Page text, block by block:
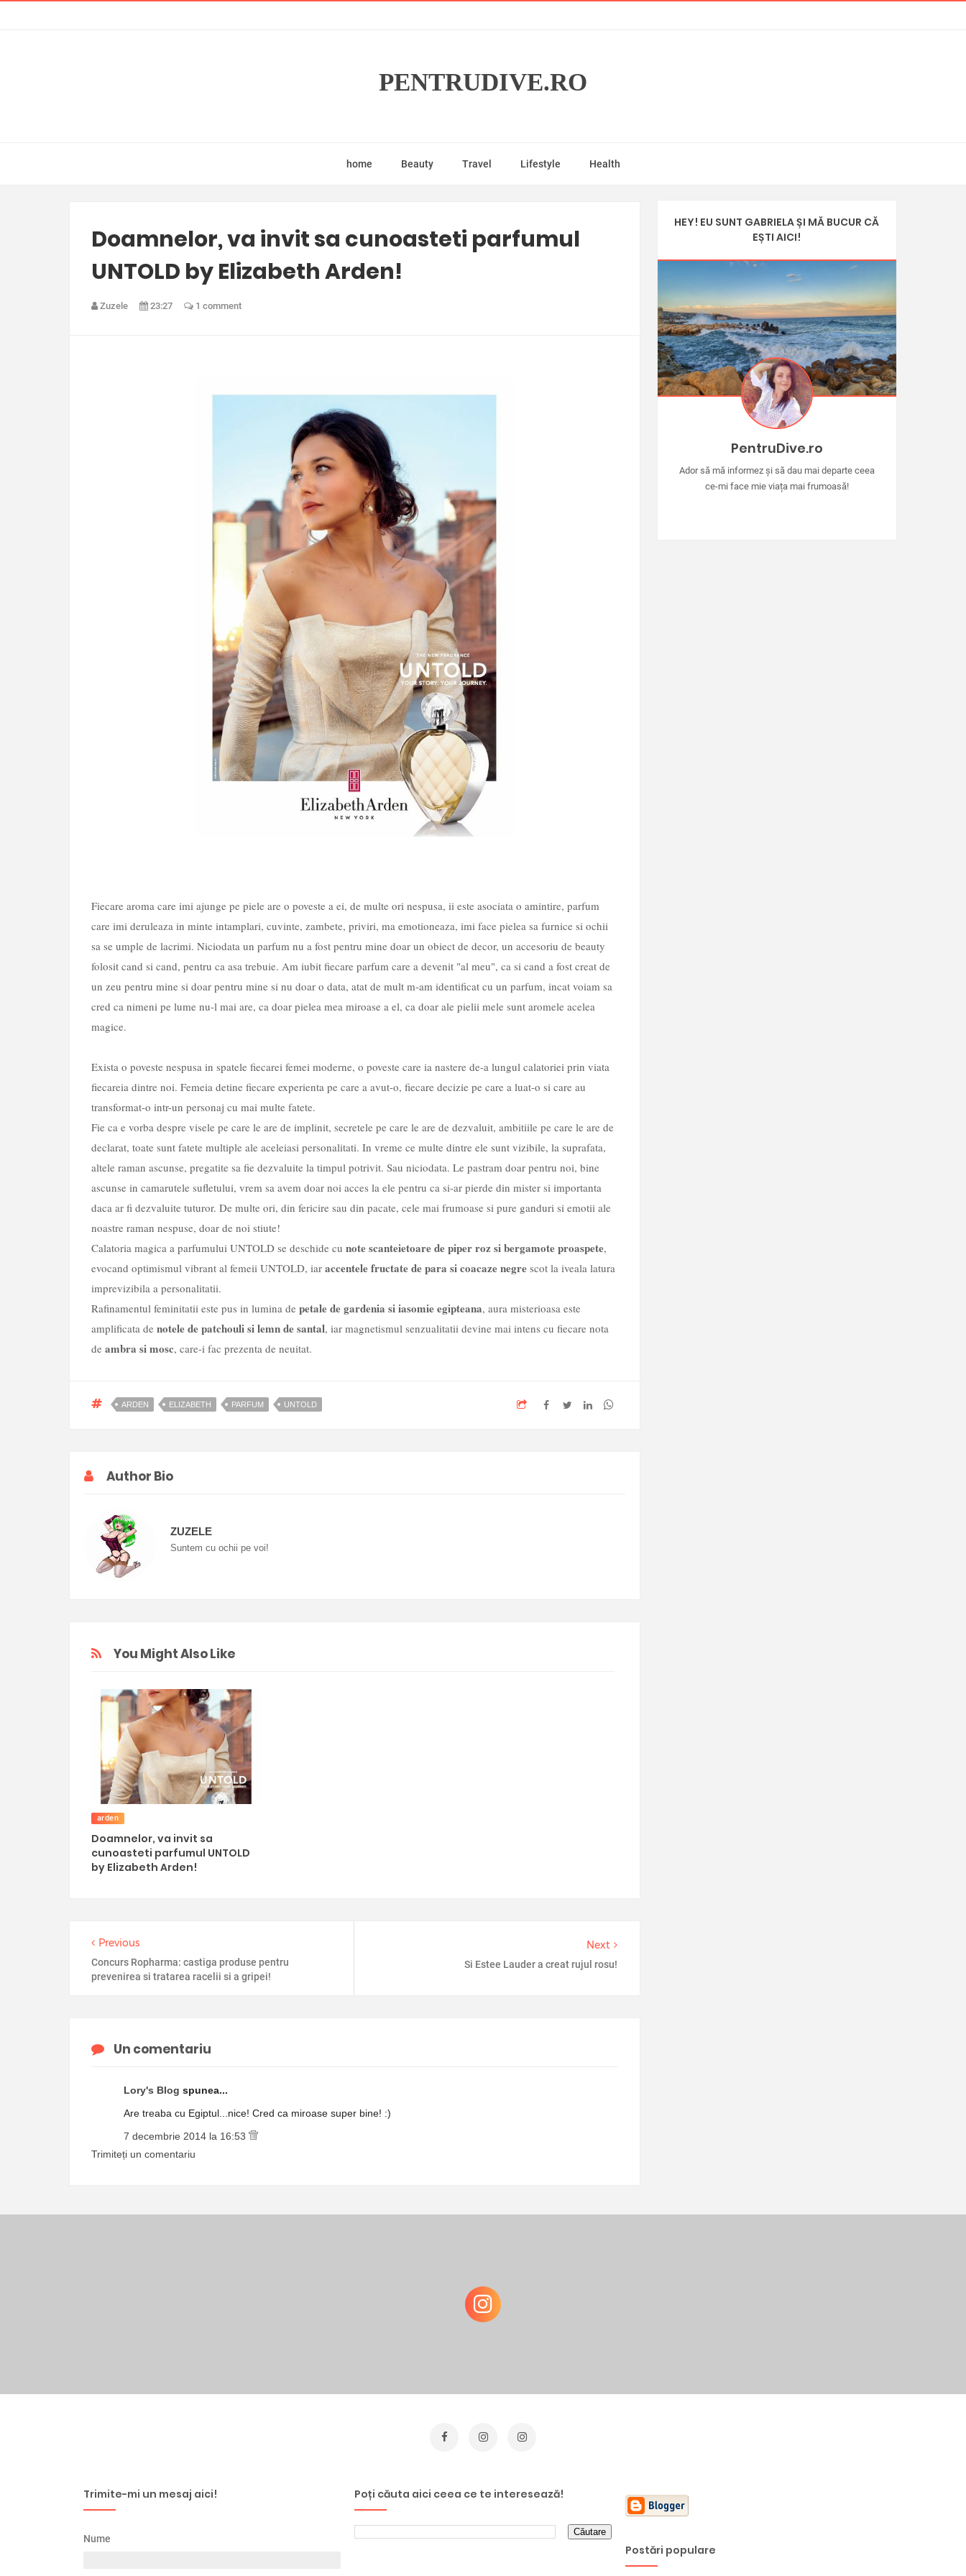
PENTRUDIVE.RO
home Beauty Travel Lifestyle Health
Doamnelor, va invit sa cunoasteti parfumul
UNTOLD by Elizabeth Arden!
Zuzele 23:27 1 comment
Fiecare aroma care imi ajunge pe piele are o poveste a ei, de multe ori nespusa, ii este asociata o amintire, parfum
care imi deruleaza in minte intamplari, cuvinte, zambete, priviri, ma emotioneaza, imi face pielea sa furnice si ochii
sa se umple de lacrimi. Niciodata un parfum nu a fost pentru mine doar un obiect de decor, un accesoriu de beauty
folosit cand si cand, pentru ca asa trebuie. Am iubit fiecare parfum care a devenit "al meu", ca si cand a fost creat de
un zeu pentru mine si doar pentru mine si nu doar o data, atat de mult m-am identificat cu un parfum, incat voiam sa
cred ca nimeni pe lume nu-l mai are, ca doar pielea mea miroase a el, ca doar ale pielii mele sunt aromele acelea
magice.
Exista o poveste nespusa in spatele fiecarei femei moderne, o poveste care ia nastere de-a lungul calatoriei prin viata
fiecareia dintre noi. Femeia detine fiecare experienta pe care a avut-o, fiecare decizie pe care a luat-o si care au
transformat-o intr-un personaj cu mai multe fatete.
Fie ca e vorba despre visele pe care le are de implinit, secretele pe care le are de dezvaluit, ambitiile pe care le are de
declarat, toate sunt fatete multiple ale aceleiasi personalitati. In vreme ce multe dintre ele sunt vizibile, la suprafata,
altele raman ascunse, pregatite sa fie dezvaluite la timpul potrivit. Sau niciodata. Le pastram doar pentru noi, bine
ascunse in camarutele sufletului, vrem sa avem doar noi acces la ele pentru ca si-ar pierde din mister si importanta
daca ar fi dezvaluite tuturor. De multe ori, din fericire sau din pacate, cele mai frumoase si pure ganduri si emotii ale
noastre raman nespuse, doar de noi stiute!
Calatoria magica a parfumului UNTOLD se deschide cu note scanteietoare de piper roz si bergamote proaspete,
evocand optimismul vibrant al femeii UNTOLD, iar accentele fructate de para si coacaze negre scot la iveala latura
imprevizibila a personalitatii.
Rafinamentul feminitatii este pus in lumina de petale de gardenia si iasomie egipteana, aura misterioasa este
amplificata de notele de patchouli si lemn de santal, iar magnetismul senzualitatii devine mai intens cu fiecare nota
de ambra si mosc, care-i fac prezenta de neuitat.
ARDEN ELIZABETH PARFUM UNTOLD
Author Bio
ZUZELE
Suntem cu ochii pe voi!
You Might Also Like
arden
Doamnelor, va invit sa
cunoasteti parfumul UNTOLD
by Elizabeth Arden!
Next
Si Estee Lauder a creat rujul rosu!
Previous
Concurs Ropharma: castiga produse pentru
prevenirea si tratarea racelii si a gripei!
Un comentariu
Lory's Blog spunea...
Are treaba cu Egiptul...nice! Cred ca miroase super bine! :)
7 decembrie 2014 la 16:53
Trimiteți un comentariu
HEY! EU SUNT GABRIELA ȘI MĂ BUCUR CĂ
EȘTI AICI!
PentruDive.ro
Ador să mă informez și să dau mai departe ceea
ce-mi face mie viața mai frumoasă!
Trimite-mi un mesaj aici!
Nume
Poți căuta aici ceea ce te interesează!
Postări populare